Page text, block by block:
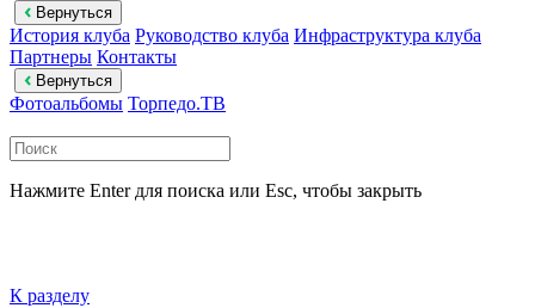
Вернуться
История клуба Руководство клуба Инфраструктура клуба
Партнеры Контакты
Вернуться
Фотоальбомы Торпедо.ТВ
Нажмите Enter для поиска или Esc, чтобы закрыть
К разделу